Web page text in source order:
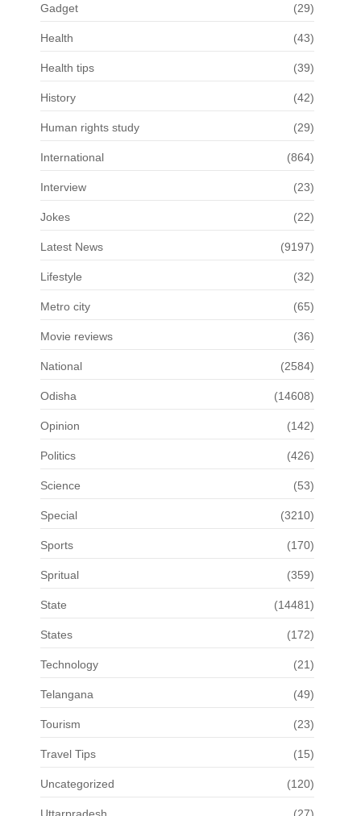
Gadget (29)
Health (43)
Health tips (39)
History (42)
Human rights study (29)
International (864)
Interview (23)
Jokes (22)
Latest News (9197)
Lifestyle (32)
Metro city (65)
Movie reviews (36)
National (2584)
Odisha (14608)
Opinion (142)
Politics (426)
Science (53)
Special (3210)
Sports (170)
Spritual (359)
State (14481)
States (172)
Technology (21)
Telangana (49)
Tourism (23)
Travel Tips (15)
Uncategorized (120)